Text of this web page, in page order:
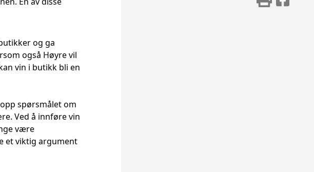
og ga
også Høyre vil
vin i butikk bli en
spørsmålet om
Ved å innføre vin
være
et viktig argument